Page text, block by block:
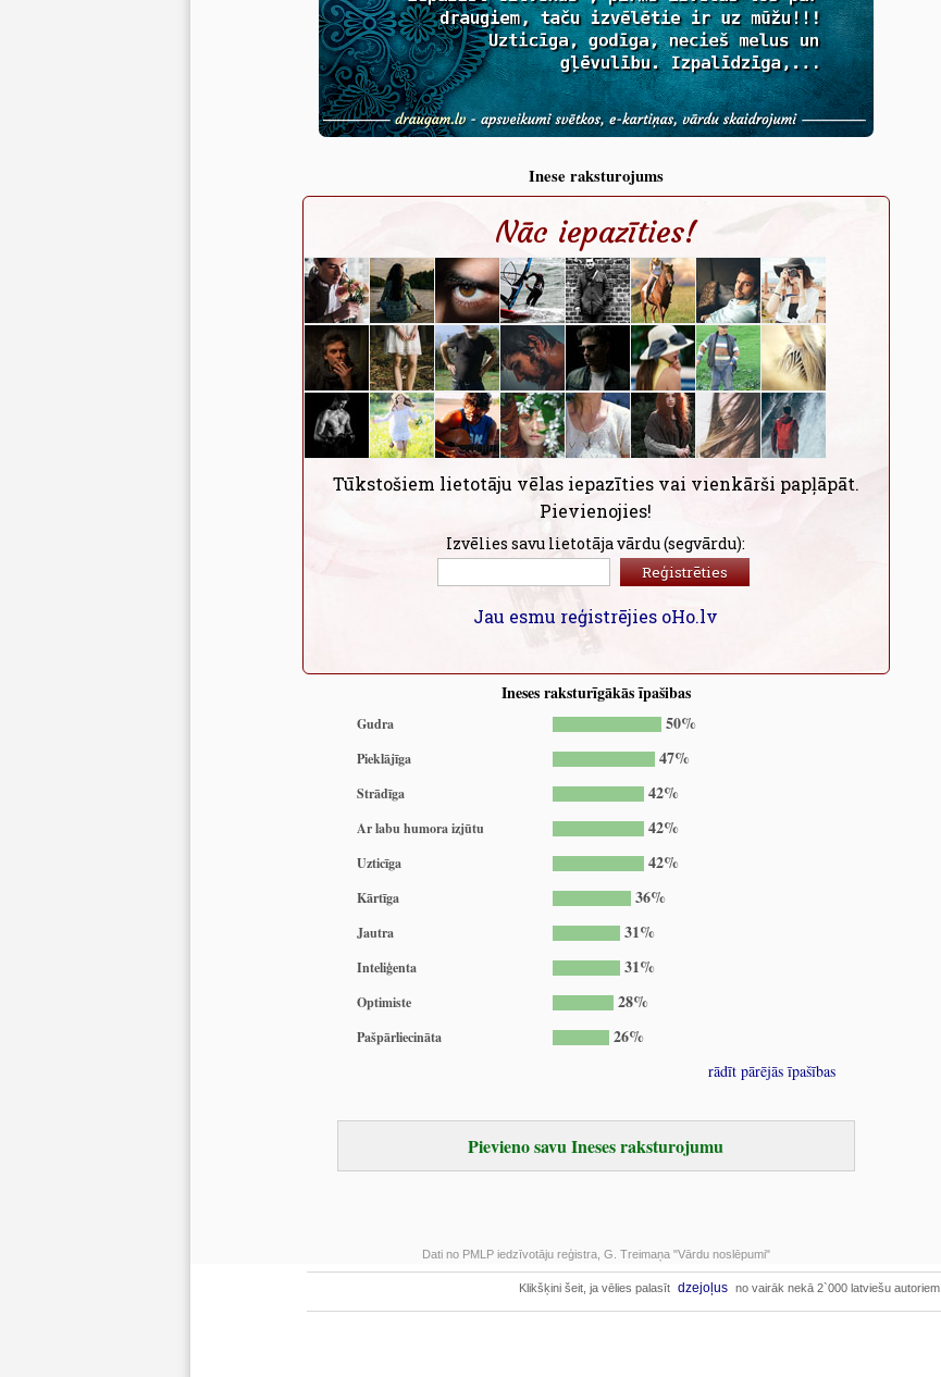
Inese raksturojums
Nāc iepazīties!
Tūkstošiem lietotāju vēlas iepazīties vai vienkārši papļāpāt.
Pievienojies!
Izvēlies savu lietotāja vārdu (segvārdu):
Jau esmu reģistrējies oHo.lv
Ineses raksturīgākās īpašibas
Gudra 50%
Pieklājīga 47%
Strādīga 42%
Ar labu humora izjūtu 42%
Uzticīga 42%
Kārtīga 36%
Jautra 31%
Inteliģenta 31%
Optimiste 28%
Pašpārliecināta 26%
rādīt pārējās īpašības
Pievieno savu Ineses raksturojumu
Dati no PMLP iedzīvotāju reģistra, G. Treimaņa "Vārdu noslēpumi"
Klikšķini šeit, ja vēlies palasīt dzejoļus no vairāk nekā 2`000 latviešu autoriem.